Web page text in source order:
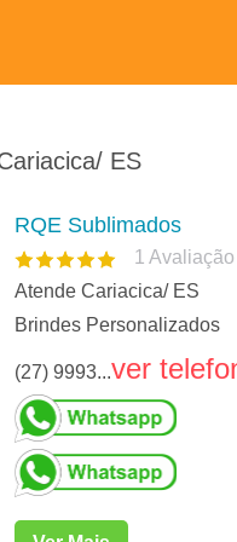
ES
RQE Sublimados
1 Avaliação
Atende Cariacica/ ES
Brindes Personalizados
(27) 9993...ver